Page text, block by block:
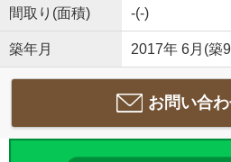
間取り(面積) -(-)
築年月 2017年 6月(築
お問い合